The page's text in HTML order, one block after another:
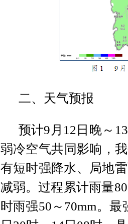
二、天气预报
预计9月12日晚～
弱冷空气共同影响，
有短时强降水、局地
减弱。过程累计雨量
时雨强50～70mm。